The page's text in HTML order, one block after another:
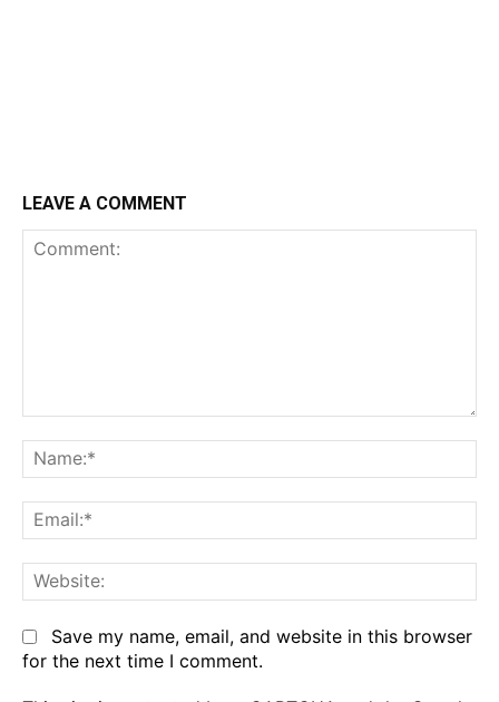
LEAVE A COMMENT
Save my name, email, and website in this browser
for the next time I comment.